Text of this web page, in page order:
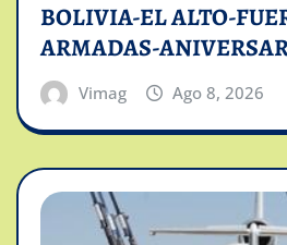
BOLIVIA-EL ALTO-
ARMADAS-
Vimag Ago 8, 2026